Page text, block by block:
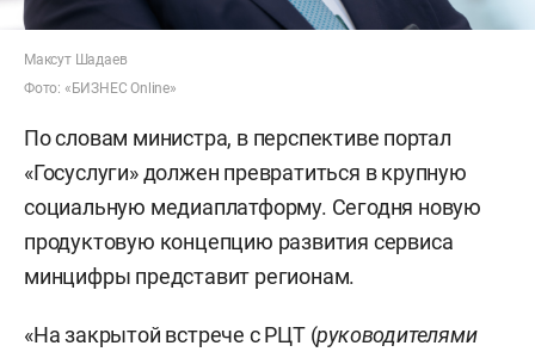
Максут Шадаев
Фото: «БИЗНЕС Online»
По словам министра, в перспективе портал
«Госуслуги» должен превратиться в крупную
социальную медиаплатформу. Сегодня новую
продуктовую концепцию развития сервиса
минцифры представит регионам.
«На закрытой встрече с РЦТ (руководителями